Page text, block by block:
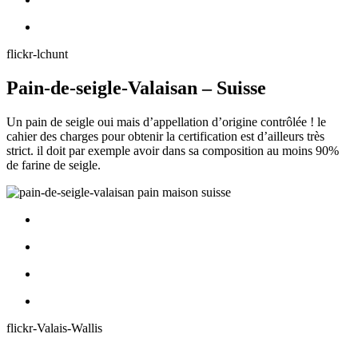
flickr-lchunt
Pain-de-seigle-Valaisan – Suisse
Un pain de seigle oui mais d’appellation d’origine contrôlée ! le
cahier des charges pour obtenir la certification est d’ailleurs très
strict. il doit par exemple avoir dans sa composition au moins 90%
de farine de seigle.
flickr-Valais-Wallis